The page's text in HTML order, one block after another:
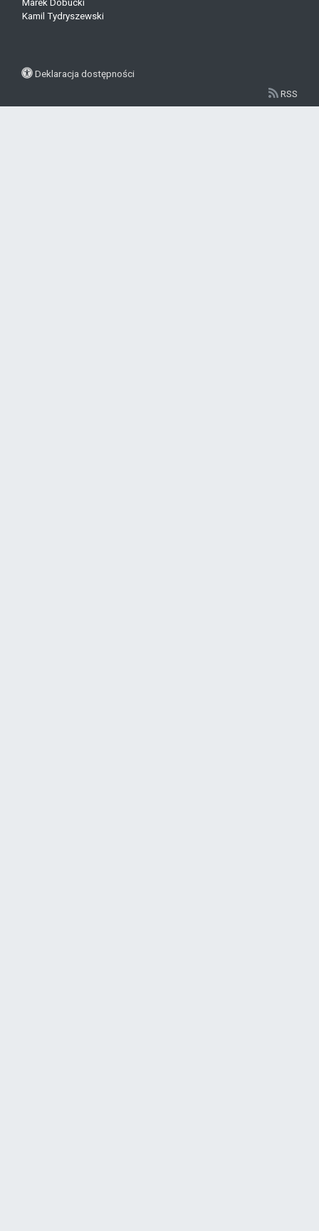
Marek Dobucki
Kamil Tydryszewski
Deklaracja dostępności
RSS